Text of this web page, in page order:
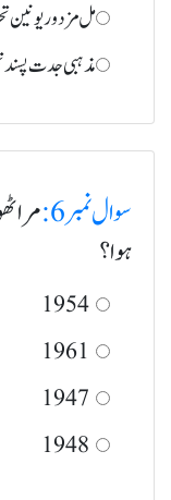
مل مزدور یونین
مذہبی جدت
سوال نمبر 6:
ہوا؟